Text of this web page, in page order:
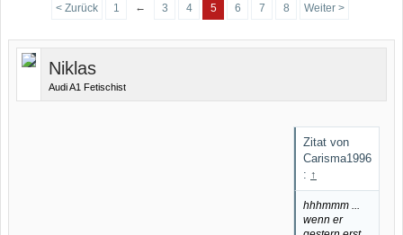
< Zurück 1 ← 3 4 5 6 7 8 Weiter >
Niklas
Audi A1 Fetischist
Zitat von
Carisma1996
: ↑
hhhmmm ...
wenn er